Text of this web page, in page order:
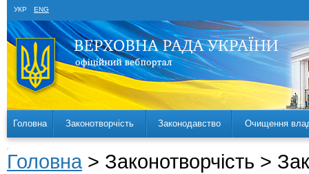
УКР ENG
Головна Законотворчість Законодавство Очищення
Головна > Законотворчість >